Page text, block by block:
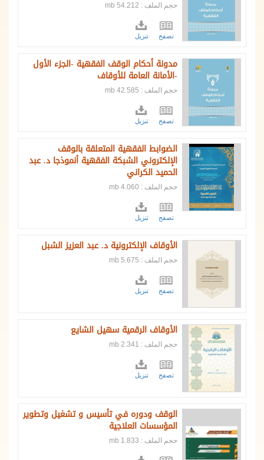
حجم الملف : 54.212 mb
تصفح تنزيل
مدونة أحكام الوقف الفقهية -الجزء الأول
-الأمانة العامة للأوقاف
حجم الملف : 42.585 mb
تصفح تنزيل
الضوابط الفقهية المتعلقة بالوقف
الإلكتروني الشبكة الفقهية أنموذجا د. عبد
الحميد الكراني
حجم الملف : 4.060 mb
تصفح تنزيل
الأوقاف الإلكترونية د. عبد العزيز الشبل
حجم الملف : 5.675 mb
تصفح تنزيل
الأوقاف الرقمية سهيل الشايع
حجم الملف : 2.341 mb
تصفح تنزيل
الوقف ودوره في تأسيس و تشغيل وتطوير
المؤسسات العلاجية
حجم الملف : 1.833 mb